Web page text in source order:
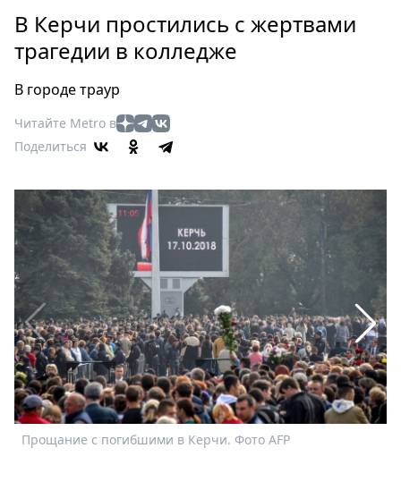
Россия
Мир
Еда
Туризм
Мода
Кино
Афиша
Книги
Выставки
Пресс-
релизы
О
Metro
Стримы
Спецпроекты
Звезды
В Керчи простились с жертвами
трагедии в колледже
В городе траур
Читайте Metro в
Поделиться
Прощание с погибшими в Керчи. Фото AFP